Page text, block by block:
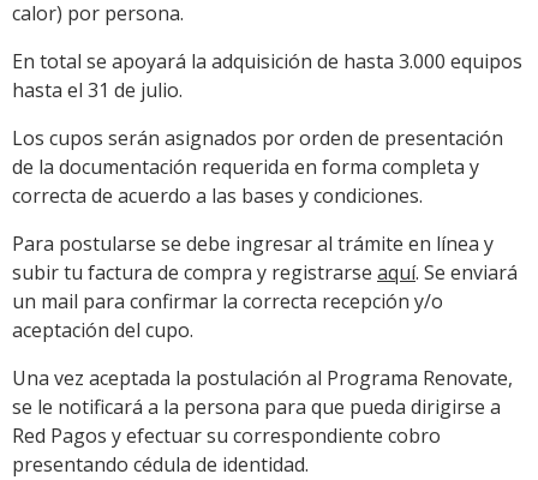
calor) por persona.
En total se apoyará la adquisición de hasta 3.000 equipos
hasta el 31 de julio.
Los cupos serán asignados por orden de presentación
de la documentación requerida en forma completa y
correcta de acuerdo a las bases y condiciones.
Para postularse se debe ingresar al trámite en línea y
subir tu factura de compra y registrarse aquí. Se enviará
un mail para confirmar la correcta recepción y/o
aceptación del cupo.
Una vez aceptada la postulación al Programa Renovate,
se le notificará a la persona para que pueda dirigirse a
Red Pagos y efectuar su correspondiente cobro
presentando cédula de identidad.